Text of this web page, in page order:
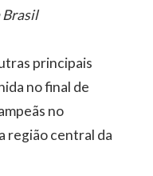
principais
no final de
no
região central da